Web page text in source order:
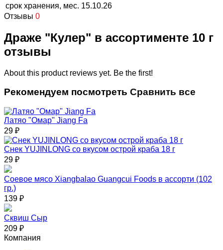
срок хранения, мес. 15.10.26
Отзывы 0
Драже "Кулер" в ассортименте 10 г
отзывы
About this product reviews yet. Be the first!
Рекомендуем посмотреть Сравнить все
Латяо "Омар" Jiang Fa
29 ₽
Снек YUJINLONG со вкусом острой краба 18 г
29 ₽
Соевое мясо Xiangbalao Guangcui Foods в ассорти (102
гр.)
139 ₽
Сквиш Сыр
209 ₽
Компания